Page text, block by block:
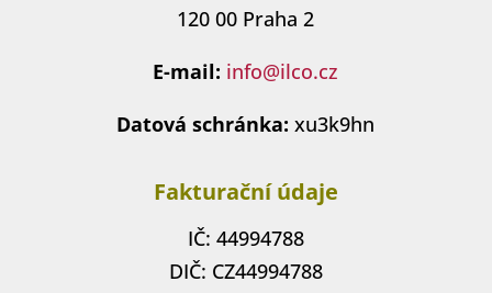
120 00 Praha 2
E-mail: info@ilco.cz
Datová schránka: xu3k9hn
Fakturační údaje
IČ: 44994788
DIČ: CZ44994788